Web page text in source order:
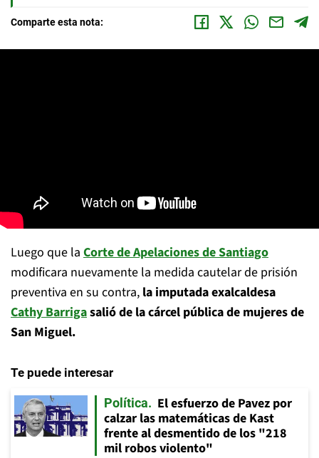
Comparte esta nota:
Luego que la Corte de Apelaciones de Santiago
modificara nuevamente la medida cautelar de prisión
preventiva en su contra, la imputada exalcaldesa
Cathy Barrigasalió de la cárcel pública de mujeres de
San Miguel.
Te puede interesar
Política
El esfuerzo de Pavez por
calzar las matemáticas de Kast
frente al desmentido de los "218
mil robos violento"